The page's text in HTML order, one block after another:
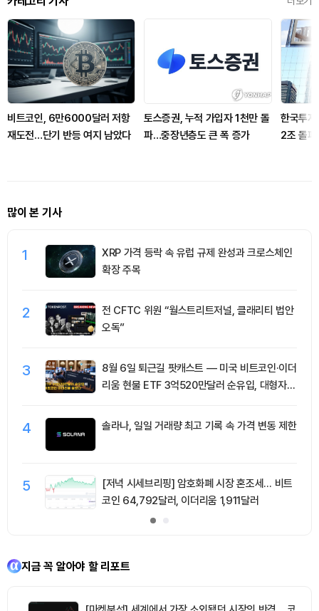
비트코인, 6만6000달러 저항
재도전…단기 반등 여지 남았다
토스증권, 누적 가입자 1천만 돌
파…중장년층도 큰 폭 증가
한국투
2조 돌
많이 본 기사
1
XRP 가격 등락 속 유럽 규제 완성과 크로스체인
확장 주목
2
전 CFTC 위원 “월스트리트저널, 클래리티 법안
오독”
3
8월 6일 퇴근길 팟캐스트 — 미국 비트코인·이더
리움 현물 ETF 3억520만달러 순유입, 대형자산
4 솔라나, 일일 거래량 최고 기록 속 가격 변동 제한
5
[저녁 시세브리핑] 암호화폐 시장 혼조세… 비트
코인 64,792달러, 이더리움 1,911달러
지금 꼭 알아야 할 리포트